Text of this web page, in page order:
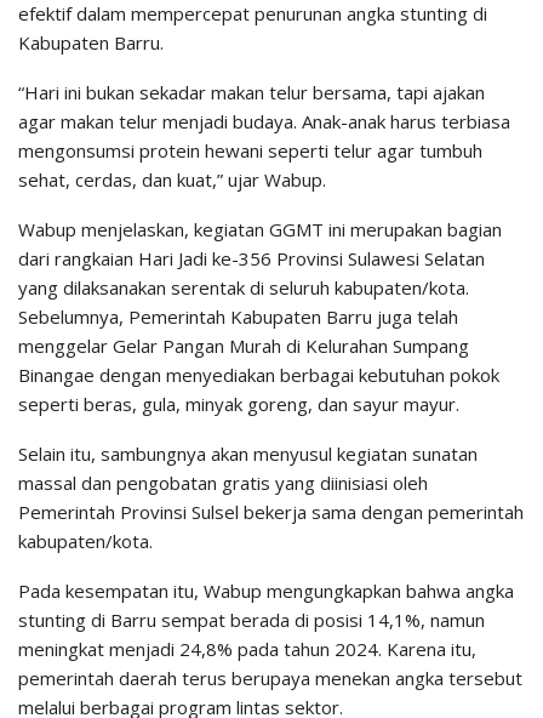
efektif dalam mempercepat penurunan angka stunting di
Kabupaten Barru.
“Hari ini bukan sekadar makan telur bersama, tapi ajakan
agar makan telur menjadi budaya. Anak-anak harus terbiasa
mengonsumsi protein hewani seperti telur agar tumbuh
sehat, cerdas, dan kuat,” ujar Wabup.
Wabup menjelaskan, kegiatan GGMT ini merupakan bagian
dari rangkaian Hari Jadi ke-356 Provinsi Sulawesi Selatan
yang dilaksanakan serentak di seluruh kabupaten/kota.
Sebelumnya, Pemerintah Kabupaten Barru juga telah
menggelar Gelar Pangan Murah di Kelurahan Sumpang
Binangae dengan menyediakan berbagai kebutuhan pokok
seperti beras, gula, minyak goreng, dan sayur mayur.
Selain itu, sambungnya akan menyusul kegiatan sunatan
massal dan pengobatan gratis yang diinisiasi oleh
Pemerintah Provinsi Sulsel bekerja sama dengan pemerintah
kabupaten/kota.
Pada kesempatan itu, Wabup mengungkapkan bahwa angka
stunting di Barru sempat berada di posisi 14,1%, namun
meningkat menjadi 24,8% pada tahun 2024. Karena itu,
pemerintah daerah terus berupaya menekan angka tersebut
melalui berbagai program lintas sektor.